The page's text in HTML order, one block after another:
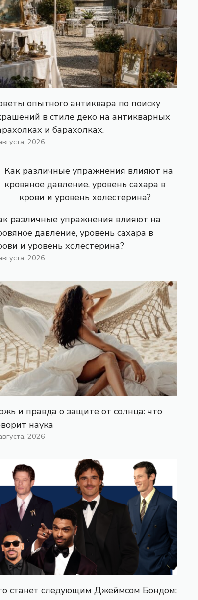
опытного антиквара по поиску
в стиле деко на антикварных
и барахолках.
2026
различные упражнения влияют на
давление, уровень сахара в
и уровень холестерина?
2026
и правда о защите от солнца: что
наука
2026
станет следующим Джеймсом Бондом: